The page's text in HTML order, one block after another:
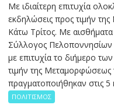
Με ιδιαίτερη επιτυχία
εκδηλώσεις προς τιμήν
Κάτω Τρίτος. Με
Σύλλογος
με επιτυχία το διήμερο
τιμήν της Μεταμορφώσεως
πραγματοποιήθηκαν στις 5
ΠΟΛΙΤΙΣΜΟΣ